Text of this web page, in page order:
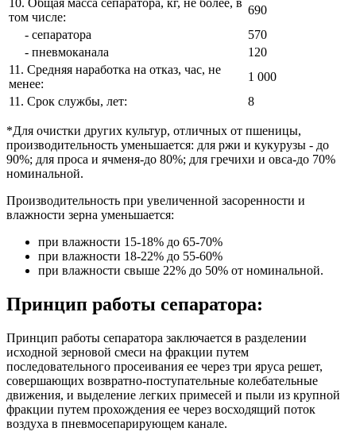
10. Общая масса сепаратора, кг, не более, в
том числе:
690
- сепаратора
570
- пневмоканала
120
11. Средняя наработка на отказ, час, не
менее:
1 000
11. Срок службы, лет:
8
*Для очистки других культур, отличных от пшеницы,
производительность уменьшается: для ржи и кукурузы - до
90%; для проса и ячменя-до 80%; для гречихи и овса-до 70%
номинальной.
Производительность при увеличенной засоренности и
влажности зерна уменьшается:
при влажности 15-18% до 65-70%
при влажности 18-22% до 55-60%
при влажности свыше 22% до 50% от номинальной.
Принцип работы сепаратора:
Принцип работы сепаратора заключается в разделении
исходной зерновой смеси на фракции путем
последовательного просеивания ее через три яруса решет,
совершающих возвратно-поступательные колебательные
движения, и выделение легких примесей и пыли из крупной
фракции путем прохождения ее через восходящий поток
воздуха в пневмосепарирующем канале.